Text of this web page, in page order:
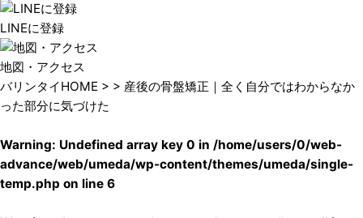
LINEに登録
地図・アクセス
バリンタイHOME > > 産後の骨盤矯正｜全く自分ではわからなか
った部分に気づけた
Warning: Undefined array key 0 in /home/users/0/web-
advance/web/umeda/wp-content/themes/umeda/single-
temp.php on line 6